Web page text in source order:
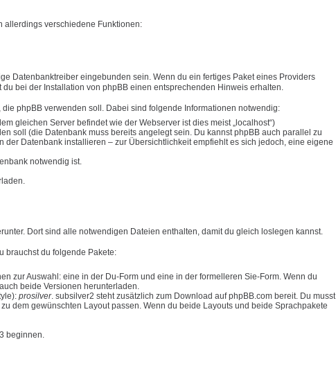
allerdings verschiedene Funktionen:
Datenbanktreiber eingebunden sein. Wenn du ein fertiges Paket eines Providers
bei der Installation von phpBB einen entsprechenden Hinweis erhalten.
phpBB verwenden soll. Dabei sind folgende Informationen notwendig:
gleichen Server befindet wie der Webserver ist dies meist „localhost“)
soll (die Datenbank muss bereits angelegt sein. Du kannst phpBB auch parallel zu
Datenbank installieren – zur Übersichtlichkeit empfiehlt es sich jedoch, eine eigene
notwendig ist.
Dort sind alle notwendigen Dateien enthalten, damit du gleich loslegen kannst.
brauchst du folgende Pakete:
zur Auswahl: eine in der Du-Form und eine in der formelleren Sie-Form. Wenn du
beide Versionen herunterladen.
prosilver. subsilver2 steht zusätzlich zum Download auf phpBB.com bereit. Du musst
dem gewünschten Layout passen. Wenn du beide Layouts und beide Sprachpakete
beginnen.